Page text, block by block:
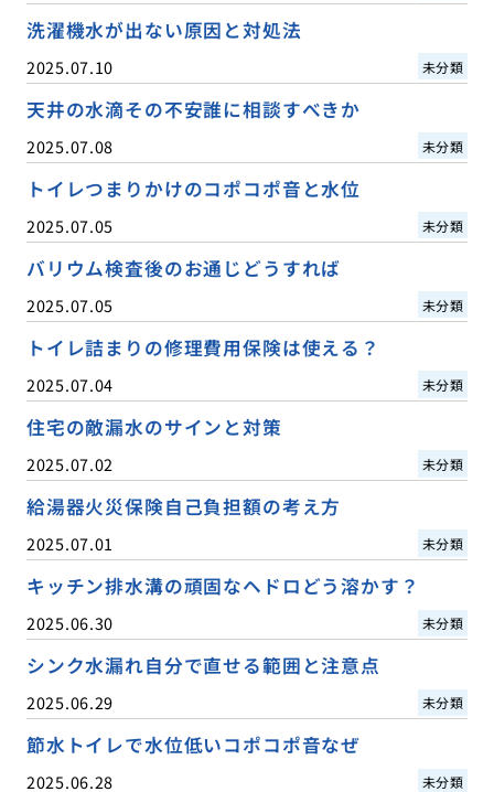
洗濯機水が出ない原因と対処法
2025.07.10 未分類
天井の水滴その不安誰に相談すべきか
2025.07.08 未分類
トイレつまりかけのコポコポ音と水位
2025.07.05 未分類
バリウム検査後のお通じどうすれば
2025.07.05 未分類
トイレ詰まりの修理費用保険は使える？
2025.07.04 未分類
住宅の敵漏水のサインと対策
2025.07.02 未分類
給湯器火災保険自己負担額の考え方
2025.07.01 未分類
キッチン排水溝の頑固なヘドロどう溶かす？
2025.06.30 未分類
シンク水漏れ自分で直せる範囲と注意点
2025.06.29 未分類
節水トイレで水位低いコポコポ音なぜ
2025.06.28 未分類